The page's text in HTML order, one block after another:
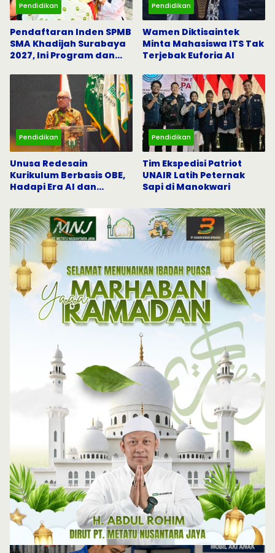
Pendidikan
Pendaftaran Inden SPMB
SMA Khadijah Surabaya
2027, Ini Program dan
Pendidikan
Wamen Diktisaintek
Minta Mahasiswa ITS Tak
Terjebak Euforia AI
Pendidikan
Unusa Redesain
Kurikulum Berbasis OBE,
Hadapi Era AI dan
Pendidikan
Tim Ekspedisi Patriot
UNAIR Latih Peternak
Sapi di Manokwari